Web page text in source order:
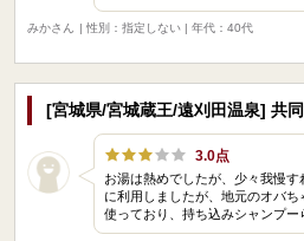
みかさん
| 性別：指定しない | 年代：40代
[宮城県/宮城蔵王/遠刈田温泉] 共
3.0点
お湯は熱めでしたが、少々我慢
に利用しましたが、地元のオバ
使っており、持ち込みシャンプ